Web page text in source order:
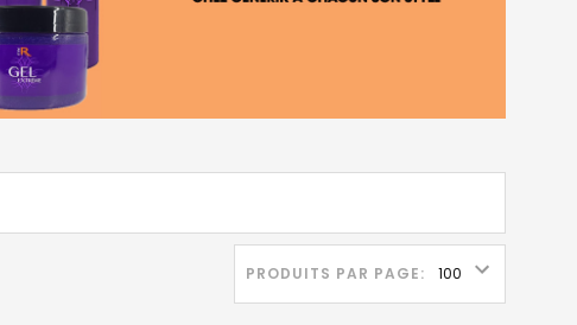
PRODUITS PAR PAGE: